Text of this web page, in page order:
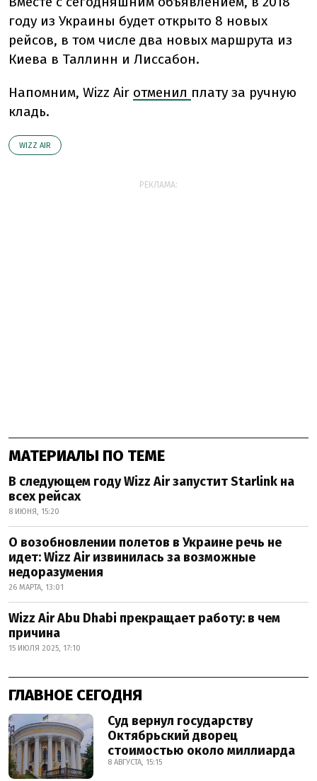
году из Украины будет открыто 8 новых
рейсов, в том числе два новых маршрута из
Киева в Таллинн и Лиссабон.
Напомним, Wizz Air отменил плату за ручную
кладь.
WIZZ AIR
РЕКЛАМА:
МАТЕРИАЛЫ ПО ТЕМЕ
В следующем году Wizz Air запустит Starlink на
всех рейсах
8 ИЮНЯ, 15:20
О возобновлении полетов в Украине речь не
идет: Wizz Air извинилась за возможные
недоразумения
26 МАРТА, 13:01
Wizz Air Abu Dhabi прекращает работу: в чем
причина
15 ИЮЛЯ 2025, 17:10
ГЛАВНОЕ СЕГОДНЯ
Суд вернул государству
Октябрьский дворец
стоимостью около миллиарда
8 АВГУСТА, 15:15